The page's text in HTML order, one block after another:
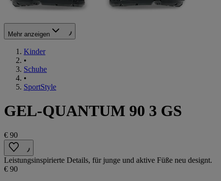
Mehr anzeigen
Kinder
•
Schuhe
•
SportStyle
GEL-QUANTUM 90 3 GS
€ 90
Leistungsinspirierte Details, für junge und aktive Füße neu designt.
€ 90